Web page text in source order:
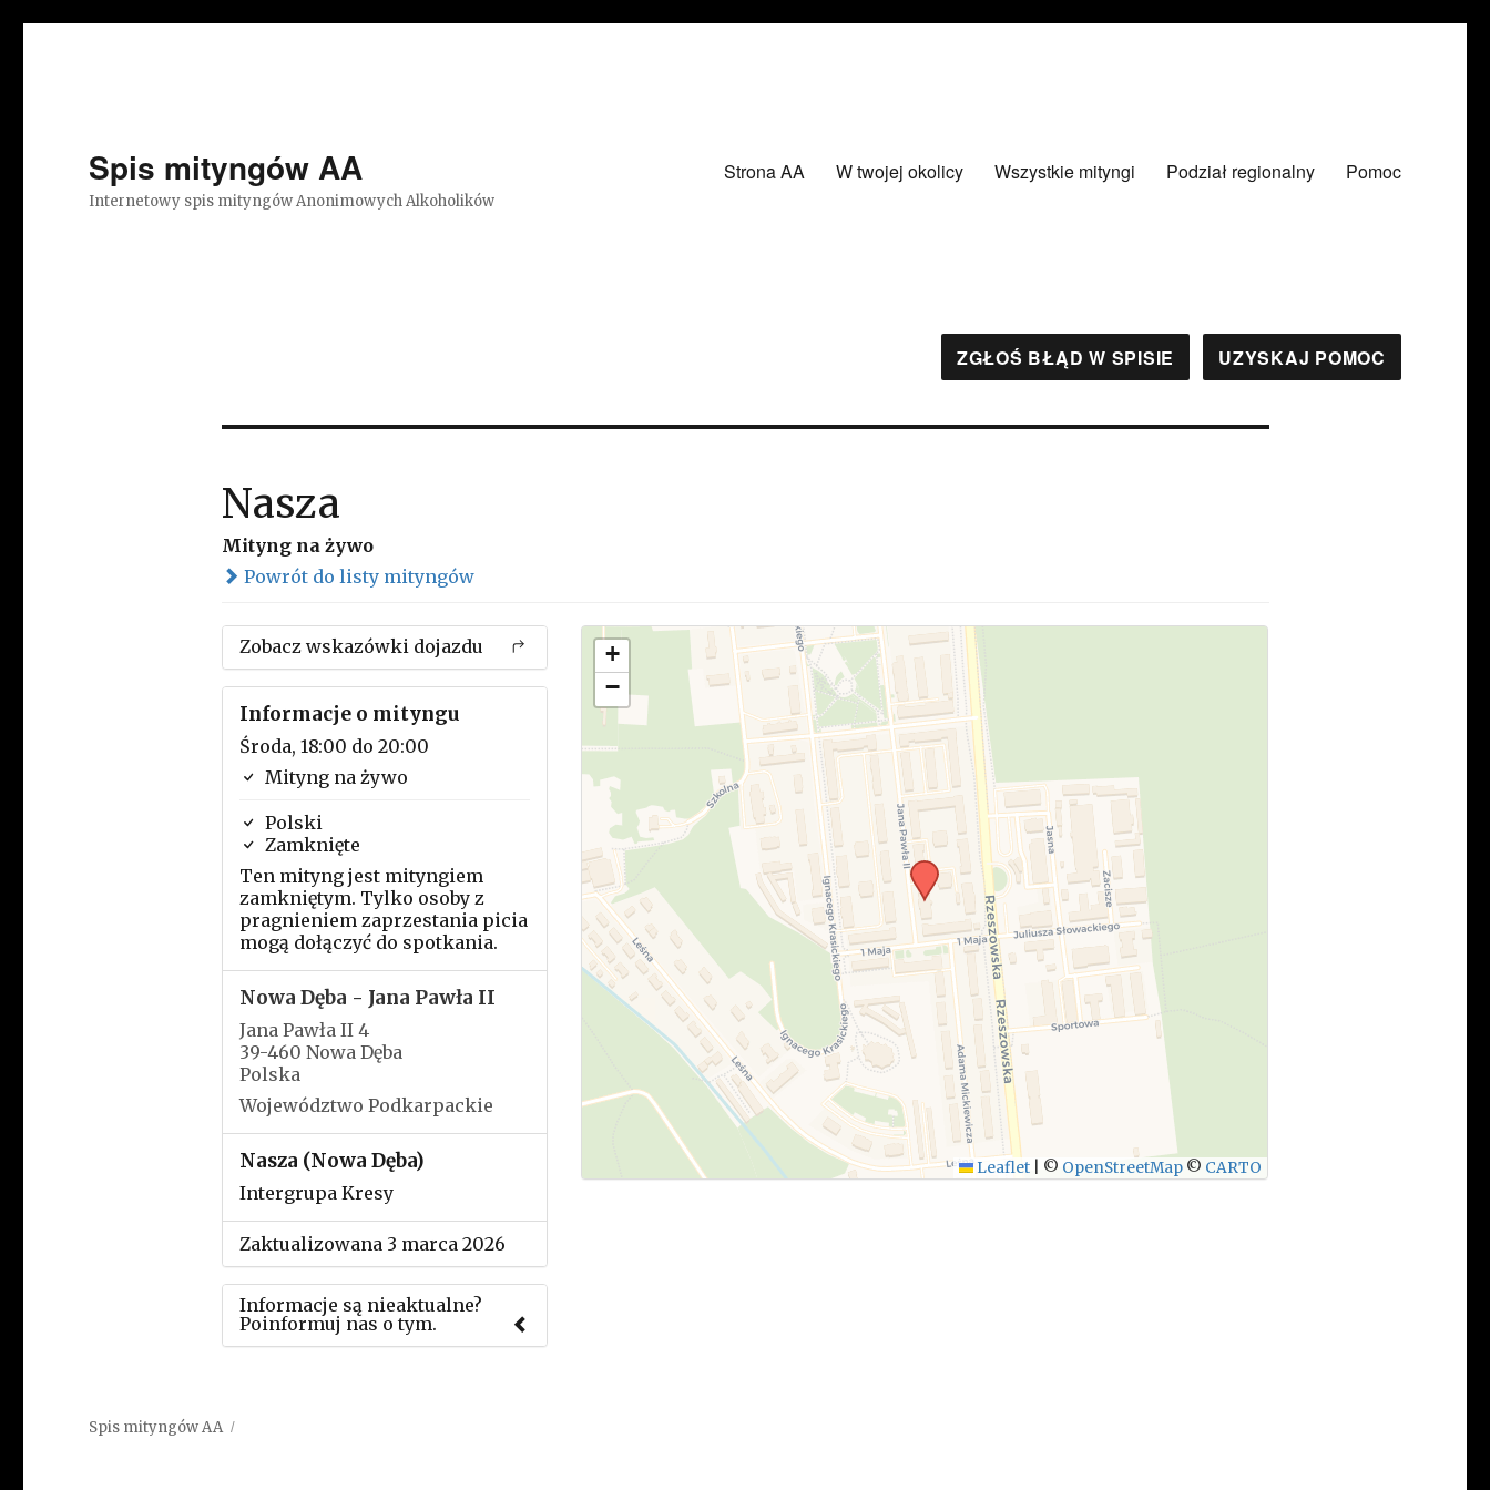
Spis mityngów AA
Internetowy spis mityngów Anonimowych Alkoholików
Strona AA W twojej okolicy Wszystkie mityngi Podział regionalny Pomoc
ZGŁOŚ BŁĄD W SPISIE UZYSKAJ POMOC
Nasza
Mityng na żywo
Powrót do listy mityngów
Zobacz wskazówki dojazdu
Informacje o mityngu
Środa, 18:00 do 20:00
Mityng na żywo
Polski
Zamknięte
Ten mityng jest mityngiem
zamkniętym. Tylko osoby z
pragnieniem zaprzestania picia
mogą dołączyć do spotkania.
Nowa Dęba - Jana Pawła II
Jana Pawła II 4
39-460 Nowa Dęba
Polska
Województwo Podkarpackie
Nasza (Nowa Dęba)
Intergrupa Kresy
Zaktualizowana 3 marca 2026
Informacje są nieaktualne?
Poinformuj nas o tym.
+
−
Leaflet © OpenStreetMap © CARTO
Spis mityngów AA